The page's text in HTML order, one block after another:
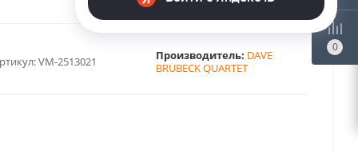
VM-2513021 Производитель: DAVE
BRUBECK QUARTET
0